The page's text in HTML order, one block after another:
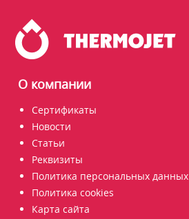
О компании
Сертификаты
Новости
Статьи
Реквизиты
Политика персональных данных
Политика cookies
Карта сайта